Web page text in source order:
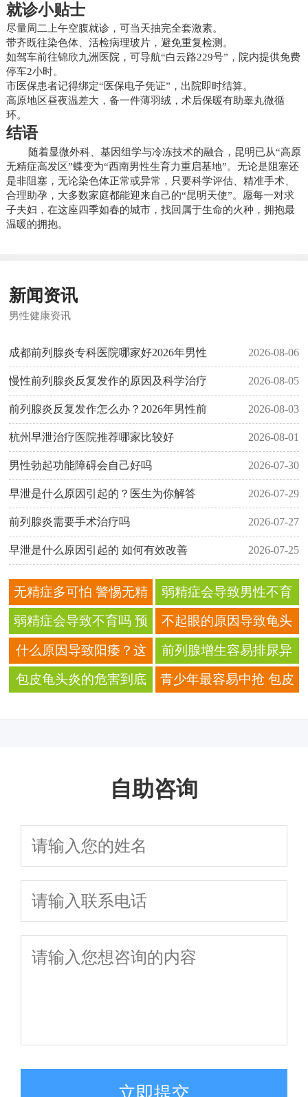
就诊小贴士
尽量周二上午空腹就诊，可当天抽完全套激素。
带齐既往染色体、活检病理玻片，避免重复检测。
如驾车前往锦欣九洲医院，可导航“白云路229号”，院内提供免费
停车2小时。
市医保患者记得绑定“医保电子凭证”，出院即时结算。
高原地区昼夜温差大，备一件薄羽绒，术后保暖有助睾丸微循
环。
结语
随着显微外科、基因组学与冷冻技术的融合，昆明已从“高原
无精症高发区”蝶变为“西南男性生育力重启基地”。无论是阻塞还
是非阻塞，无论染色体正常或异常，只要科学评估、精准手术、
合理助孕，大多数家庭都能迎来自己的“昆明天使”。愿每一对求
子夫妇，在这座四季如春的城市，找回属于生命的火种，拥抱最
温暖的拥抱。
新闻资讯
男性健康资讯
成都前列腺炎专科医院哪家好2026年男性 2026-08-06
慢性前列腺炎反复发作的原因及科学治疗 2026-08-05
前列腺炎反复发作怎么办？2026年男性前 2026-08-03
杭州早泄治疗医院推荐哪家比较好 2026-08-01
男性勃起功能障碍会自己好吗 2026-07-30
早泄是什么原因引起的？医生为你解答 2026-07-29
前列腺炎需要手术治疗吗 2026-07-27
早泄是什么原因引起的 如何有效改善 2026-07-25
无精症多可怕 警惕无精
症诱发不育
弱精症会导致男性不育
你知道不育的原因吗
弱精症会导致不育吗 预
防男性不育要知道这些
不起眼的原因导致龟头
炎 如何预防？
什么原因导致阳痿？这
些危害不能忽略
前列腺增生容易排尿异
常
包皮龟头炎的危害到底
青少年最容易中抢 包皮
自助咨询
立即提交